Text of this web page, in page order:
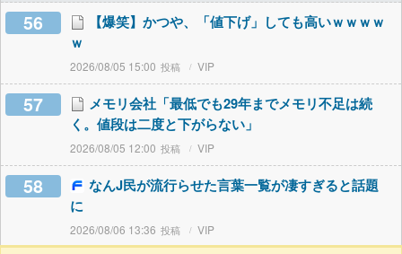
56
【爆笑】かつや、「値下げ」しても高いｗｗｗｗ
ｗ
2026/08/05 15:00 VIP
57
メモリ会社「最低でも29年までメモリ不足は続
く。値段は二度と下がらない」
2026/08/05 12:00 VIP
58
なんJ民が流行らせた言葉一覧が凄すぎると話題
に
2026/08/06 13:36 VIP